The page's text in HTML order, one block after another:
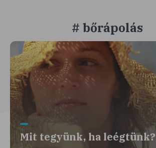
# bőrápolás
Mit tegyünk, ha leégtünk?